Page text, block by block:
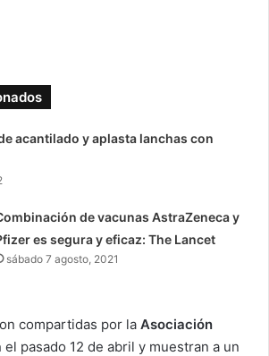
acantilado y aplasta lanchas con
de vacunas AstraZeneca y
es segura y eficaz: The Lancet
sábado 7 agosto, 2021
compartidas por la Asociación
el pasado 12 de abril y muestran a un